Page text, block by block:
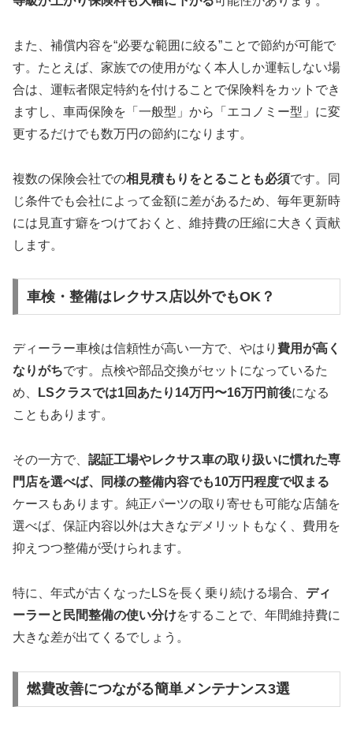
また、補償内容を“必要な範囲に絞る”ことで節約が可能で
す。たとえば、家族での使用がなく本人しか運転しない場
合は、運転者限定特約を付けることで保険料をカットでき
ますし、車両保険を「一般型」から「エコノミー型」に変
更するだけでも数万円の節約になります。
複数の保険会社での相見積もりをとることも必須です。同
じ条件でも会社によって金額に差があるため、毎年更新時
には見直す癖をつけておくと、維持費の圧縮に大きく貢献
します。
車検・整備はレクサス店以外でもOK？
ディーラー車検は信頼性が高い一方で、やはり 費用が高く
なりがちです。点検や部品交換がセットになっているた
め、
LSクラスでは1回あたり14万円〜16万円前後になる
こともあります。
その一方で、 認証工場やレクサス車の取り扱いに慣れた専
門店を選べば、同様の整備内容でも10万円程度で収まる
ケースもあります。純正パーツの取り寄せも可能な店舗を
選べば、保証内容以外は大きなデメリットもなく、費用を
抑えつつ整備が受けられます。
特に、年式が古くなったLSを長く乗り続ける場合、 ディ
ーラーと民間整備の使い分けをすることで、年間維持費に
大きな差が出てくるでしょう。
燃費改善につながる簡単メンテナンス3選